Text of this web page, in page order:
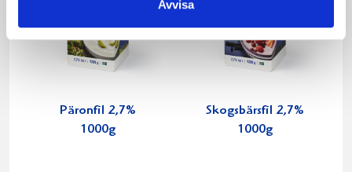
Avvisa
Päronfil 2,7%
1000g
Skogsbärsfil 2,7%
1000g